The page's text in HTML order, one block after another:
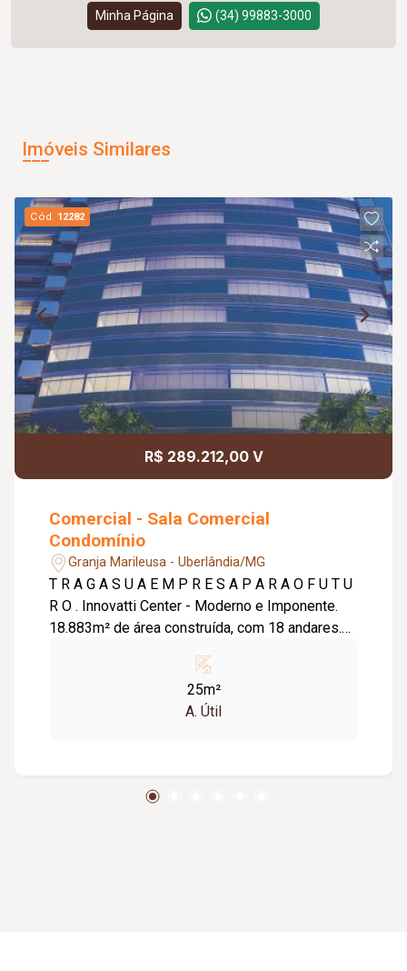
Minha Página (34) 99883-3000
Imóveis Similares
Cód. 12282
R$ 289.212,00 V
Comercial - Sala Comercial
Condomínio
Granja Marileusa - Uberlândia/MG
T R A G A S U A E M P R E S A P A R A O F U T U
R O . Innovatti Center - Moderno e Imponente.
18.883m² de área construída, com 18 andares.
600m². 246 vagas de garagem, 03 salas de
reuniões para uso comum e auditório. Entrega
prevista para Fevereiro/2023. E x c e l e n t e ex
decoração, mobiliário, equipamentos e
25m²
A. Útil